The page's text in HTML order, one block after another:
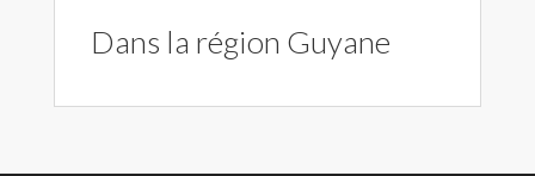
Dans la région Guyane